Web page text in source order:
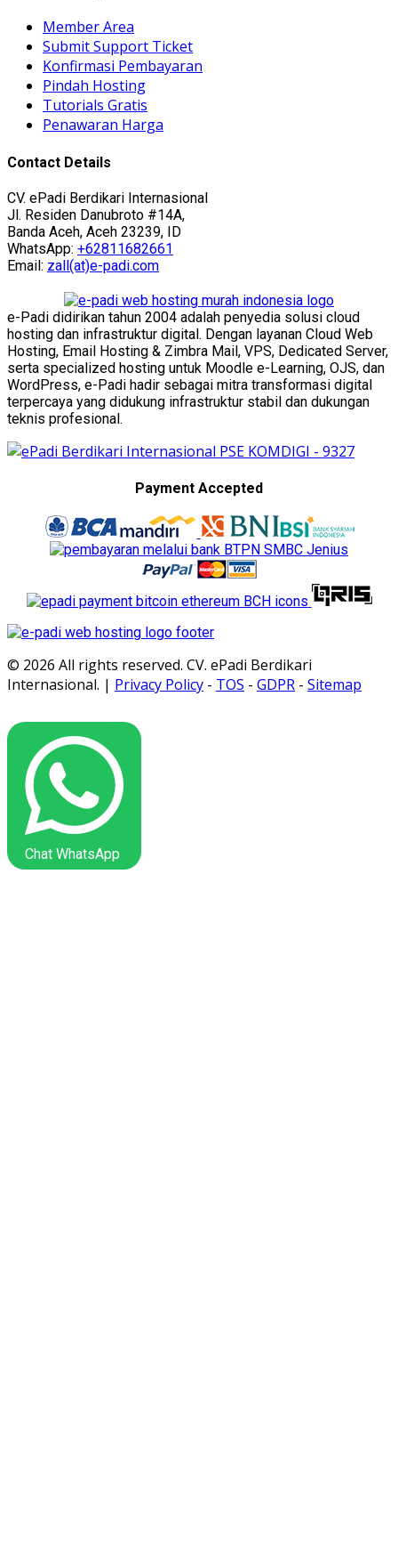
Member Area
Submit Support Ticket
Konfirmasi Pembayaran
Pindah Hosting
Tutorials Gratis
Penawaran Harga
Contact Details
CV. ePadi Berdikari Internasional
Jl. Residen Danubroto #14A,
Banda Aceh, Aceh 23239, ID
WhatsApp: +62811682661
Email: zall(at)e-padi.com
e-Padi didirikan tahun 2004 adalah penyedia solusi cloud
hosting dan infrastruktur digital. Dengan layanan Cloud Web
Hosting, Email Hosting & Zimbra Mail, VPS, Dedicated Server,
serta specialized hosting untuk Moodle e-Learning, OJS, dan
WordPress, e-Padi hadir sebagai mitra transformasi digital
terpercaya yang didukung infrastruktur stabil dan dukungan
teknis profesional.
Payment Accepted
© 2026 All rights reserved. CV. ePadi Berdikari
Internasional. | Privacy Policy - TOS - GDPR - Sitemap
Chat WhatsApp